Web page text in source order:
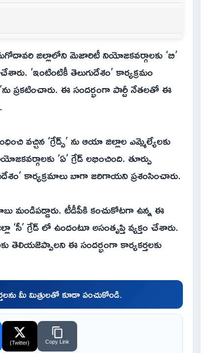
జిల్లాలోని మెజారిటీ నియోజకవర్గాలకు ‘బి’
‘ఇంటింటికీ తెలుగుదేశం’ కార్యక్రమం
ప్రకటించారు. ఈ సందర్భంగా పార్టీ నేతలతో ఈ
వచ్చిన ‘గ్రేడ్స్’ ను ఆయా జిల్లాల ఎమ్మెల్యేలకు
‘ఏ’ గ్రేడ్ లభించింది. తూర్పు
కార్యక్రమాలు బాగా జరిగాయని ప్రశంసించారు.
మండిపడ్డారు. టీడీపీకి కంచుకోటగా ఉన్న ఈ
గ్రేడ్ లో ఉందంటూ అసంతృప్తి వ్యక్తం చేశారు.
తెలియజెప్పాలని ఈ సందర్భంగా కార్యకర్తలకు
మీ మిత్రులతో కూడా పంచుకోండి.
(Twitter) Copy Link